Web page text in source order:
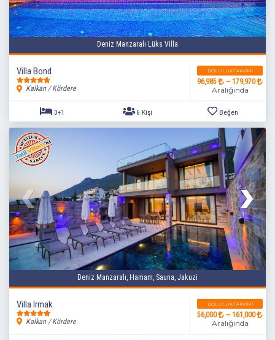
Deniz Manzaralı Lüks Villa
Villa Bond
Kalkan / Kördere
DOLULUK TAKVIMI
96,985 ~ 179,970
Aralığında
3+1 6 Kişi Beğen
Deniz Manzaralı, Hamam, Sauna, Jakuzi
Villa Irmak
Kalkan / Kördere
DOLULUK TAKVIMI
56,000 ~ 161,000
Aralığında